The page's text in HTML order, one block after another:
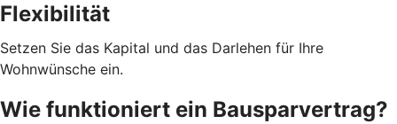
Flexibilität
Setzen Sie das Kapital und das Darlehen für Ihre
Wohnwünsche ein.
Wie funktioniert ein Bausparvertrag?